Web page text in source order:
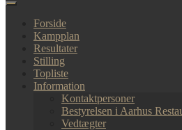
Forside
Kampplan
Resultater
Stilling
Topliste
Information
Kontaktpersoner
Bestyrelsen i Aarhus
Vedtægter